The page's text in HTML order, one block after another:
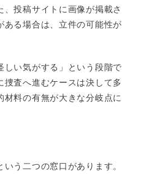
投稿サイトに画像が掲載さ
ある場合は、立件の可能性が
しい気がする」という段階で
捜査へ進むケースは決して多
材料の有無が大きな分岐点に
う二つの窓口があります。